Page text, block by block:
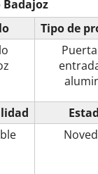
Tipo de